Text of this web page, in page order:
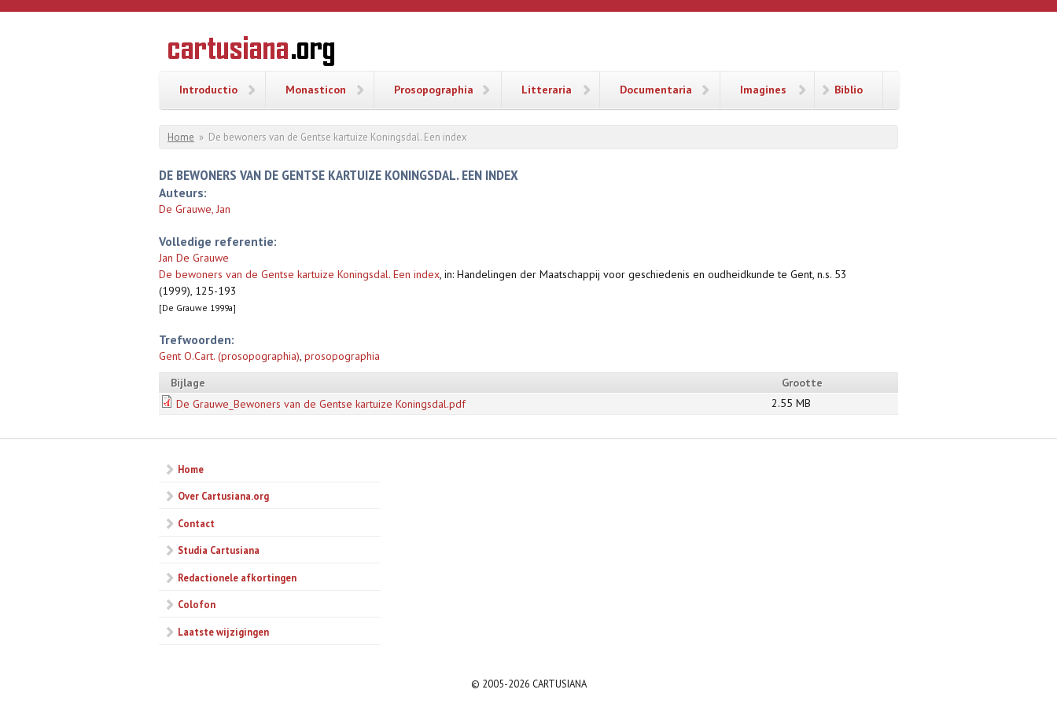
Overslaan en naar de inhoud gaan
CARTUSIANA
Geschiedenis
van de
Introductio Monasticon Prosopographia Litteraria Documentaria Imagines Biblio
U bent hier
Home » De bewoners van de Gentse kartuize Koningsdal. Een index
DE BEWONERS VAN DE GENTSE KARTUIZE KONINGSDAL. EEN INDEX
Auteurs:
De Grauwe, Jan
Volledige referentie:
Jan De Grauwe
De bewoners van de Gentse kartuize Koningsdal. Een index, in: Handelingen der Maatschappij voor geschiedenis en oudheidkunde te Gent, n.s. 53
(1999), 125-193
[De Grauwe 1999a]
Trefwoorden:
Gent O.Cart. (prosopographia), prosopographia
Bijlage
Grootte
De Grauwe_Bewoners van de Gentse kartuize Koningsdal.pdf
2.55 MB
Home
Over Cartusiana.org
Contact
Studia Cartusiana
Redactionele afkortingen
Colofon
Laatste wijzigingen
© 2005-2026 CARTUSIANA